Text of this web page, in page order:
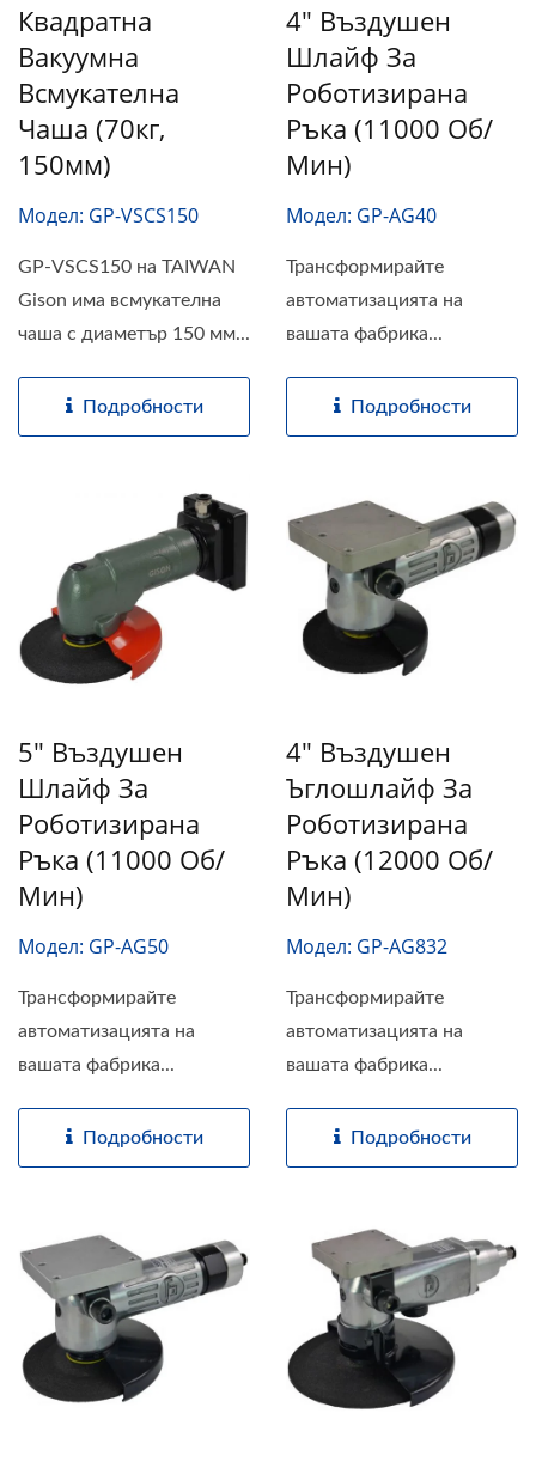
Квадратна
Вакуумна
Всмукателна
Чаша (70кг,
150мм)
Модел: GP-VSCS150
GP-VSCS150 на TAIWAN
Gison има всмукателна
чаша с диаметър 150 мм...
Подробности
4" Въздушен
Шлайф За
Роботизирана
Ръка (11000 Об/
Мин)
Модел: GP-AG40
Трансформирайте
автоматизацията на
вашата фабрика...
Подробности
5" Въздушен
Шлайф За
Роботизирана
Ръка (11000 Об/
Мин)
Модел: GP-AG50
Трансформирайте
автоматизацията на
вашата фабрика...
Подробности
4" Въздушен
Ъглошлайф За
Роботизирана
Ръка (12000 Об/
Мин)
Модел: GP-AG832
Трансформирайте
автоматизацията на
вашата фабрика...
Подробности